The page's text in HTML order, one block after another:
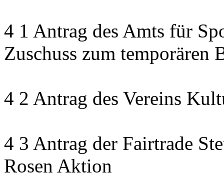
4 1 Antrag des Amts für
Zuschuss zum temporären
4 2 Antrag des Vereins
4 3 Antrag der Fairtrade
Rosen Aktion